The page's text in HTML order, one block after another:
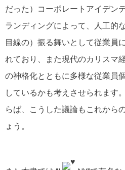
だった）コーポレートアイデン
ランディングによって、人工的
目線の）振る舞いとして従業員
れており、また現代のカリスマ
の神格化とともに多様な従業員
しているかも考えさせられます
らば、こうした議論もこれから
ょう。